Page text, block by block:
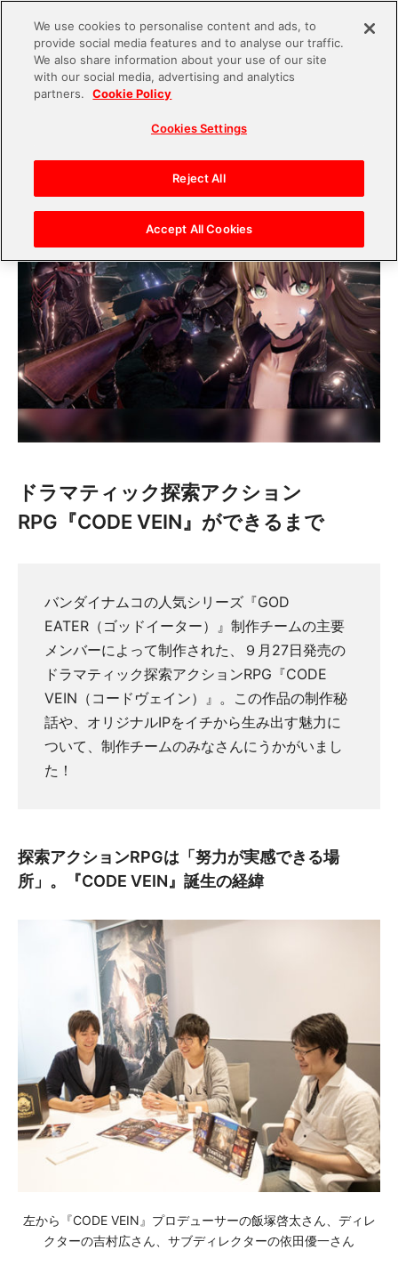
2019.11.08
い！『CODE VEIN』制作チームの挑戦
ドラマティック探索アクション
RPG『CODE VEIN』ができるまで
バンダイナムコの人気シリーズ『GOD
EATER（ゴッドイーター）』制作チームの主要
メンバーによって制作された、９月27日発売の
ドラマティック探索アクションRPG『CODE
VEIN（コードヴェイン）』。この作品の制作秘
話や、オリジナルIPをイチから生み出す魅力に
ついて、制作チームのみなさんにうかがいまし
た！
探索アクションRPGは「努力が実感できる場
所」。『CODE VEIN』誕生の経緯
左から『CODE VEIN』プロデューサーの飯塚啓太さん、ディレ
クターの吉村広さん、サブディレクターの依田優一さん
We use cookies to personalise content and ads, to
provide social media features and to analyse our traffic.
We also share information about your use of our site
with our social media, advertising and analytics
partners.
Cookie Policy
Cookies Settings
Reject All
Accept All Cookies